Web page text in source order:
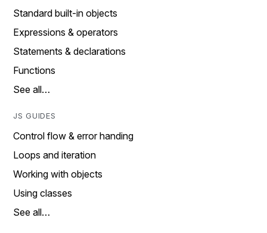
Standard built-in objects
Expressions & operators
Statements & declarations
Functions
See all…
JS GUIDES
Control flow & error handing
Loops and iteration
Working with objects
Using classes
See all…